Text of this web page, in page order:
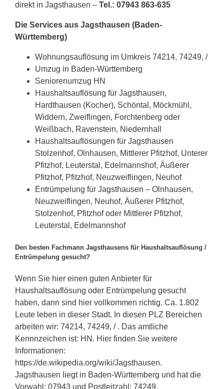
direkt in Jagsthausen – Tel.: 07943 863-635
Die Services aus Jagsthausen (Baden-
Württemberg)
Wohnungsauflösung im Umkreis 74214, 74249, /
Umzug in Baden-Württemberg
Seniorenumzug HN
Haushaltsauflösung für Jagsthausen,
Hardthausen (Kocher), Schöntal, Möckmühl,
Widdern, Zweiflingen, Forchtenberg oder
Weißbach, Ravenstein, Niedernhall
Haushaltsauflösungen für Jagsthausen
Stolzenhof, Olnhausen, Mittlerer Pfitzhof, Unterer
Pfitzhof, Leuterstal, Edelmannshof, Äußerer
Pfitzhof, Pfitzhof, Neuzweiflingen, Neuhof
Entrümpelung für Jagsthausen – Olnhausen,
Neuzweiflingen, Neuhof, Äußerer Pfitzhof,
Stolzenhof, Pfitzhof oder Mittlerer Pfitzhof,
Leuterstal, Edelmannshof
Den besten Fachmann Jagsthausens für Haushaltsauflösung /
Entrümpelung gesucht?
Wenn Sie hier einen guten Anbieter für
Haushaltsauflösung oder Entrümpelung gesucht
haben, dann sind hier vollkommen richtig. Ca. 1.802
Leute leben in dieser Stadt. In diesen PLZ Bereichen
arbeiten wir: 74214, 74249, / . Das amtliche
Kennnzeichen ist: HN. Hier finden Sie weitere
Informationen:
https://de.wikipedia.org/wiki/Jagsthausen.
Jagsthausen liegt in Baden-Württemberg und hat die
Vorwahl: 07943 und Postleitzahl: 74249.